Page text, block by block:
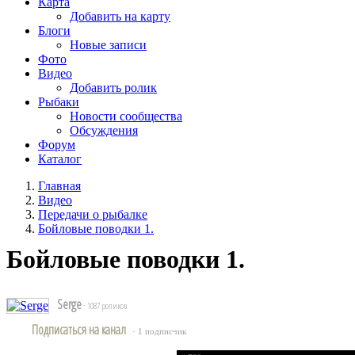
Добавить на карту
Блоги
Новые записи
Фото
Видео
Добавить ролик
Рыбаки
Новости сообщества
Обсуждения
Форум
Каталог
Главная
Видео
Передачи о рыбалке
Бойловые поводки 1.
Бойловые поводки 1.
Serge · 1087 роликов
Подписаться на канал · 1 подписчик